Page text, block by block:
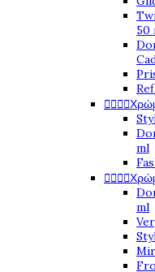
50

ml

ml